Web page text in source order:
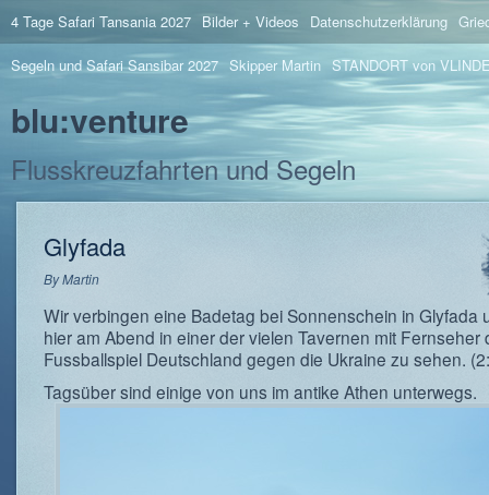
4 Tage Safari Tansania 2027 Bilder + Videos Datenschutzerklärung
Segeln und Safari Sansibar 2027 Skipper Martin STANDORT von
blu:venture
Flusskreuzfahrten und Segeln
Glyfada
ByMartin
Wir verbingen eine Badetag bei Sonnenschein in Glyfada
hier am Abend in einer der vielen Tavernen mit Fernseher
Fussballspiel Deutschland gegen die Ukraine zu sehen.
Tagsüber sind einige von uns im antike Athen unterwegs.